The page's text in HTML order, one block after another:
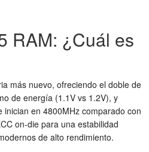
RAM: ¿Cuál es
más nuevo, ofreciendo el doble de
de energía (1.1V vs 1.2V), y
en 4800MHz comparado con
on-die para una estabilidad
de alto rendimiento.